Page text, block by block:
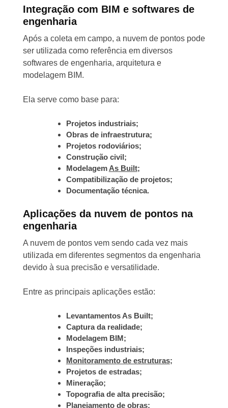
Integração com BIM e softwares de
engenharia
Após a coleta em campo, a nuvem de pontos pode
ser utilizada como referência em diversos
softwares de engenharia, arquitetura e
modelagem BIM.
Ela serve como base para:
Projetos industriais;
Obras de infraestrutura;
Projetos rodoviários;
Construção civil;
Modelagem As Built;
Compatibilização de projetos;
Documentação técnica.
Aplicações da nuvem de pontos na
engenharia
A nuvem de pontos vem sendo cada vez mais
utilizada em diferentes segmentos da engenharia
devido à sua precisão e versatilidade.
Entre as principais aplicações estão:
Levantamentos As Built;
Captura da realidade;
Modelagem BIM;
Inspeções industriais;
Monitoramento de estruturas;
Projetos de estradas;
Mineração;
Topografia de alta precisão;
Planejamento de obras;